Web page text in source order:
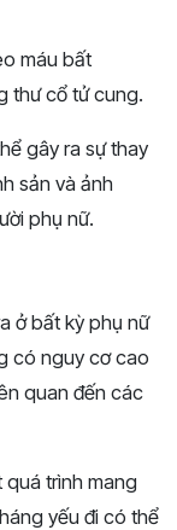
máu bất
thư cổ tử cung.
gây ra sự thay
sản và ảnh
phụ nữ.
ở bất kỳ phụ nữ
có nguy cơ cao
quan đến các
quá trình mang
yếu đi có thể